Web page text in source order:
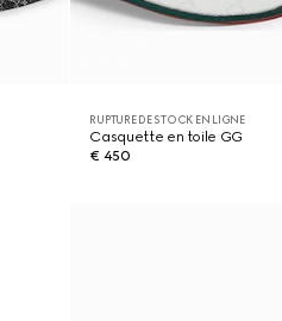
RUPTURE DE STOCK EN LIGNE
Casquette en toile GG
€ 450